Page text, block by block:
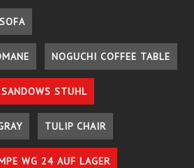
NOGUCHI COFFEE TABLE
SANDOWS STUHL
TULIP CHAIR
WG 24 AUF LAGER